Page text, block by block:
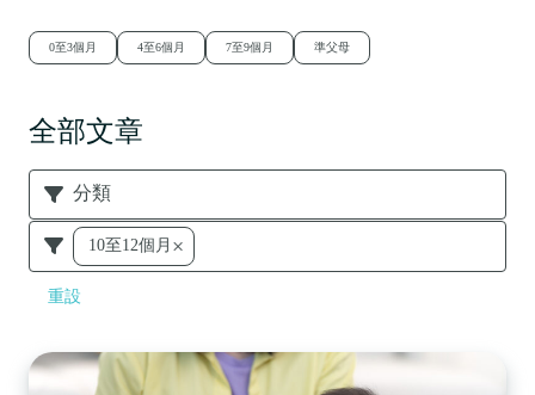
握、坐立等，讓寶寶逐步掌握各個大小肌肉技能。父母可
根據寶寶年齡提供適當的活動，刺激寶寶的發展！
0至3個月 4至6個月 7至9個月 準父母
全部文章
分類
10至12個月 ×
重設